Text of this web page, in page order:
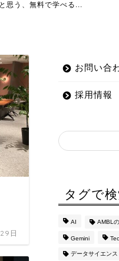
レンジGo 〜...
日
お問い合
採用情報
タグで
AI AMBL
Gemini
データサイエンス